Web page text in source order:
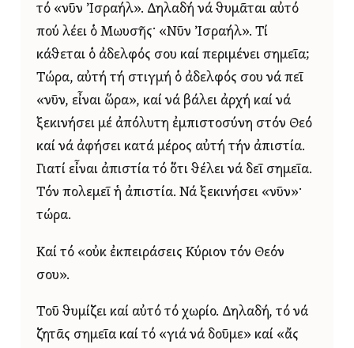
τό «νῦν Ἰσραήλ». Δηλαδή νά θυμᾶται αὐτό
πού λέει ὁ Μωυσῆς· «Νῦν Ἰσραήλ». Τί
κάθεται ὁ ἀδελφός σου καί περιμένει σημεῖα;
Τώρα, αὐτή τή στιγμή ὁ ἀδελφός σου νά πεῖ
«νῦν, εἶναι ὥρα», καί νά βάλει ἀρχή καί νά
ξεκινήσει μέ ἀπόλυτη ἐμπιστοσύνη στόν Θεό
καί νά ἀφήσει κατά μέρος αὐτή τήν ἀπιστία.
Γιατί εἶναι ἀπιστία τό ὅτι θέλει νά δεῖ σημεῖα.
Τόν πολεμεῖ ἡ ἀπιστία. Νά ξεκινήσει «νῦν»·
τώρα.
Καί τό «οὐκ ἐκπειράσεις Κύριον τόν Θεόν
σου».
Τοῦ θυμίζει καί αὐτό τό χωρίο. Δηλαδή, τό νά
ζητᾶς σημεῖα καί τό «γιά νά δοῦμε» καί «ἄς